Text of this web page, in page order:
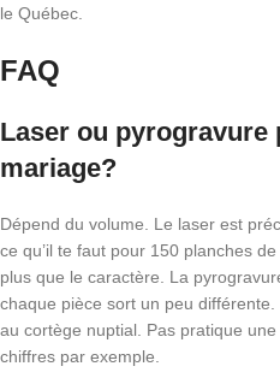
le Québec.
FAQ
Laser ou pyrogravure
mariage?
Dépend du volume. Le laser est
ce qu’il te faut pour 150 planches
plus que le caractère. La
chaque pièce sort un peu
au cortège nuptial. Pas pratique
chiffres par exemple.